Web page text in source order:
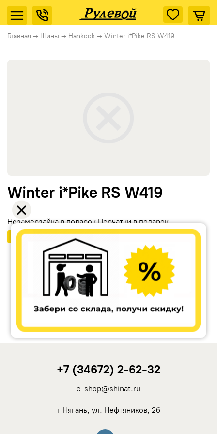
Главная → Шины → Hankook → Winter i*Pike RS W419
Ikon Tyres (Nokian Tyres)
Tunga
Winter i*Pike RS W419
Незамерзайка в подарок Перчатки в подарок
Бесплатный шиномонтаж
+7 (34672) 2-62-32
e-shop@shinat.ru
г Нягань, ул. Нефтяников, 2б